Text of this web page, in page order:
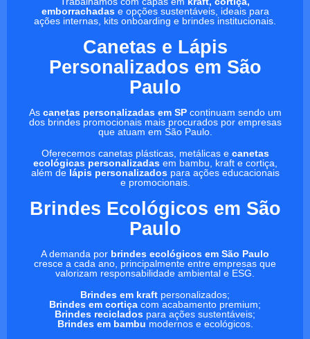
emborrachadase opções sustentáveis, ideais para
ações internas, kits onboarding e brindes institucionais.
Canetas e Lápis
Personalizados em São
Paulo
As canetas personalizadas em SPcontinuam sendo um
dos brindes promocionais mais procurados por empresas
que atuam em São Paulo.
Oferecemos canetas plásticas, metálicas e canetas
ecológicas personalizadasem bambu, kraft e cortiça,
além de lápis personalizadospara ações educacionais
e promocionais.
Brindes Ecológicos em São
Paulo
A demanda por brindes ecológicos em São Paulo
cresce a cada ano, principalmente entre empresas que
valorizam responsabilidade ambiental e ESG.
Brindes em kraft personalizados;
Brindes em cortiça com acabamento premium;
Brindes reciclados para ações sustentáveis;
Brindes em bambu modernos e ecológicos.